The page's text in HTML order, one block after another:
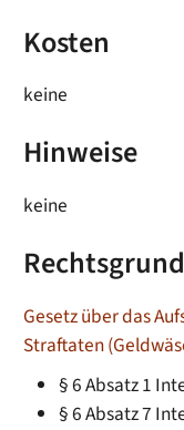
Kosten
keine
Hinweise
keine
Gesetz über das
Straftaten
§ 6 Absatz 1
§ 6 Absatz 7